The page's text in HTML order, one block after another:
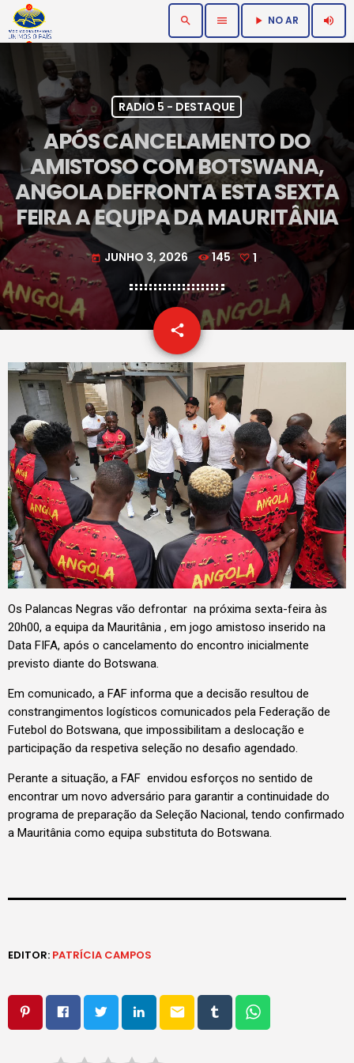
search menu play_arrow NO AR volume_up
RADIO 5 - DESTAQUE
APÓS CANCELAMENTO DO
AMISTOSO COM BOTSWANA,
ANGOLA DEFRONTA ESTA SEXTA
FEIRA A EQUIPA DA MAURITÂNIA
today JUNHO 3, 2026 145 1
share
email
Os Palancas Negras vão defrontar na próxima sexta-feira às
20h00, a equipa da Mauritânia , em jogo amistoso inserido na
Data FIFA, após o cancelamento do encontro inicialmente
previsto diante do Botswana.
Em comunicado, a FAF informa que a decisão resultou de
constrangimentos logísticos comunicados pela Federação de
Futebol do Botswana, que impossibilitam a deslocação e
participação da respetiva seleção no desafio agendado.
Perante a situação, a FAF envidou esforços no sentido de
encontrar um novo adversário para garantir a continuidade do
programa de preparação da Seleção Nacional, tendo confirmado
a Mauritânia como equipa substituta do Botswana.
EDITOR: PATRÍCIA CAMPOS
email